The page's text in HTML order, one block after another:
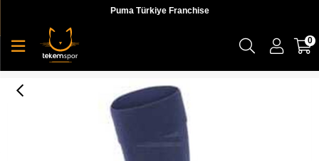
Puma Türkiye Franchise
0